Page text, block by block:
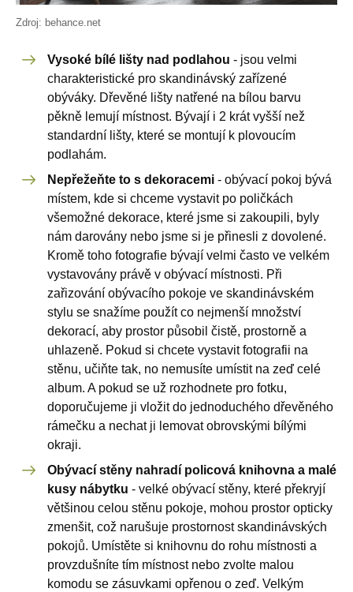
Zdroj: behance.net
Vysoké bílé lišty nad podlahou - jsou velmi
charakteristické pro skandinávský zařízené
obýváky. Dřevěné lišty natřené na bílou barvu
pěkně lemují místnost. Bývají i 2 krát vyšší než
standardní lišty, které se montují k plovoucím
podlahám.
Nepřežeňte to s dekoracemi - obývací pokoj bývá
místem, kde si chceme vystavit po poličkách
všemožné dekorace, které jsme si zakoupili, byly
nám darovány nebo jsme si je přinesli z dovolené.
Kromě toho fotografie bývají velmi často ve velkém
vystavovány právě v obývací místnosti. Při
zařizování obývacího pokoje ve skandinávském
stylu se snažíme použít co nejmenší množství
dekorací, aby prostor působil čistě, prostorně a
uhlazeně. Pokud si chcete vystavit fotografii na
stěnu, učiňte tak, no nemusíte umístit na zeď celé
album. A pokud se už rozhodnete pro fotku,
doporučujeme ji vložit do jednoduchého dřevěného
rámečku a nechat ji lemovat obrovskými bílými
okraji.
Obývací stěny nahradí policová knihovna a malé
kusy nábytku - velké obývací stěny, které překryjí
většinou celou stěnu pokoje, mohou prostor opticky
zmenšit, což narušuje prostornost skandinávských
pokojů. Umístěte si knihovnu do rohu místnosti a
provzdušníte tím místnost nebo zvolte malou
komodu se zásuvkami opřenou o zeď. Velkým